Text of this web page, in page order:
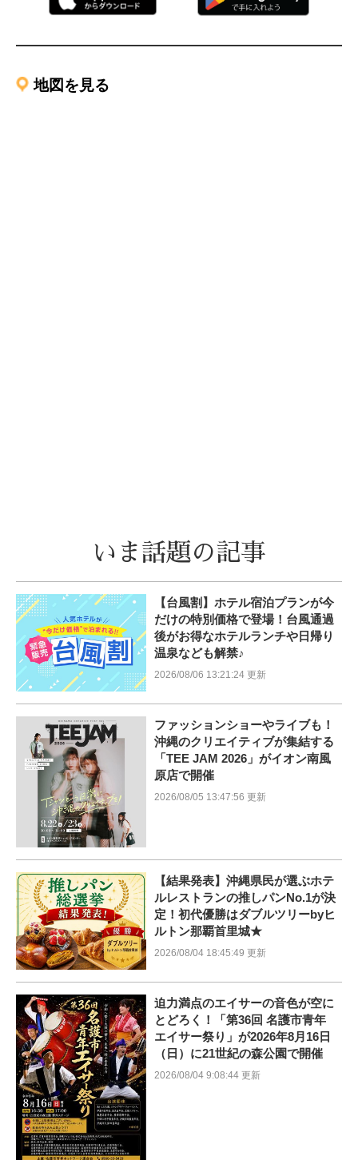
地図を見る
いま話題の記事
【台風割】ホテル宿泊プランが今
だけの特別価格で登場！台風通過
後がお得なホテルランチや日帰り
温泉なども解禁♪
2026/08/06 13:21:24 更新
ファッションショーやライブも！
沖縄のクリエイティブが集結する
「TEE JAM 2026」がイオン南風
原店で開催
2026/08/05 13:47:56 更新
【結果発表】沖縄県民が選ぶホテ
ルレストランの推しパンNo.1が決
定！初代優勝はダブルツリーbyヒ
ルトン那覇首里城★
2026/08/04 18:45:49 更新
迫力満点のエイサーの音色が空に
とどろく！「第36回 名護市青年
エイサー祭り」が2026年8月16日
（日）に21世紀の森公園で開催
2026/08/04 9:08:44 更新